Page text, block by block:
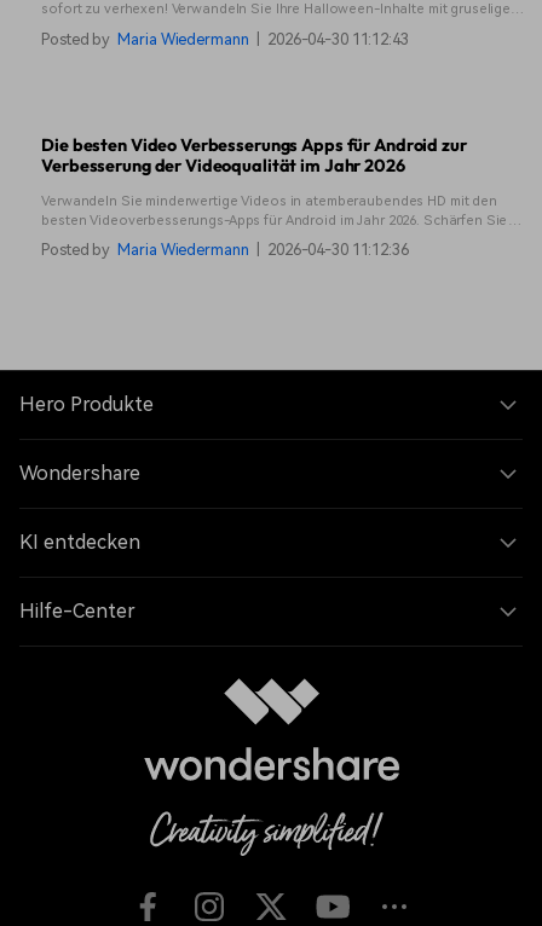
sofort zu verhexen! Verwandeln Sie Ihre Halloween-Inhalte mit gruseligen
Effekten - konvertieren Sie Fotos und Videos mit Filmora Mobile in Hexen.
Probieren Sie es jetzt aus!
Posted by Maria Wiedermann 2026-04-30 11:12:43
Die besten Video Verbesserungs Apps für Android zur
Verbesserung der Videoqualität im Jahr 2026
Verwandeln Sie minderwertige Videos in atemberaubendes HD mit den
besten Videoverbesserungs-Apps für Android im Jahr 2026. Schärfen Sie
Details, verstärken Sie Farben und skalieren Sie die Auflösung mit
leistungsstarken KI-Tools für kristallklare Ergebnisse hoch.
Posted by Maria Wiedermann 2026-04-30 11:12:36
Hero Produkte
Wondershare
KI entdecken
Hilfe-Center